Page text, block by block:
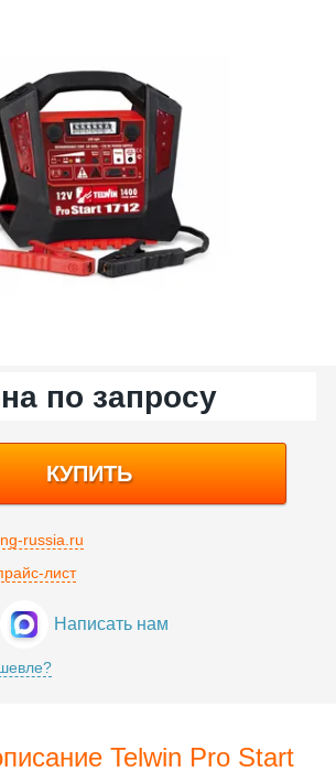
по запросу
КУПИТЬ
russia.ru
лист
Написать нам
Telwin Pro Start